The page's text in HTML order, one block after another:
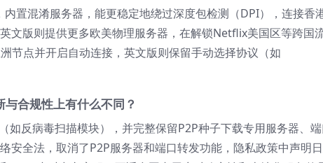
置混淆服务器，能更稳定地绕过深度包检测（DPI），连接香港
文版则提供更多欧美物理服务器，在解锁Netflix美国区等跨国
节点并开启自动连接，英文版则保留手动选择协议（如
合规性上有什么不同？
如反病毒扫描模块），并完整保留P2P种子下载专用服务器、端
安全法，取消了P2P服务器和端口转发功能，隐私政策中声明